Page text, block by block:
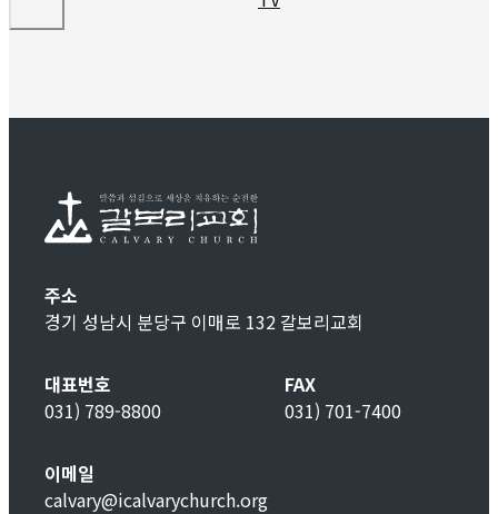
주소
경기 성남시 분당구 이매로 132 갈보리교회
대표번호
031) 789-8800
FAX
031) 701-7400
이메일
calvary@icalvarychurch.org